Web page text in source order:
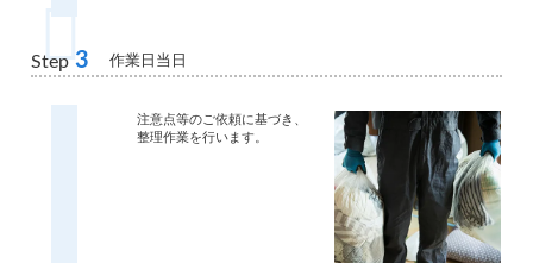
Step 3 作業日当日
注意点等のご依頼に基づき、
整理作業を行います。